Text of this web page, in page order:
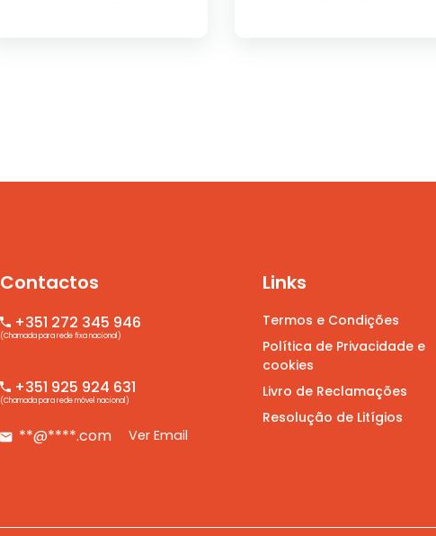
Contactos
+351 272 345 946
(Chamada para rede fixa nacional)
+351 925 924 631
(Chamada para rede móvel nacional)
**@****.com Ver Email
Links
Termos e Condições
Política de Privacidade e
cookies
Livro de Reclamações
Resolução de Litígios